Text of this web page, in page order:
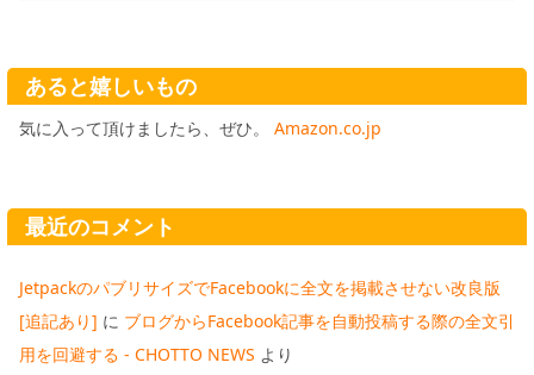
あると嬉しいもの
気に入って頂けましたら、ぜひ。 Amazon.co.jp
最近のコメント
JetpackのパブリサイズでFacebookに全文を掲載させない改良版
[追記あり] に ブログからFacebook記事を自動投稿する際の全文引
用を回避する - CHOTTO NEWS より